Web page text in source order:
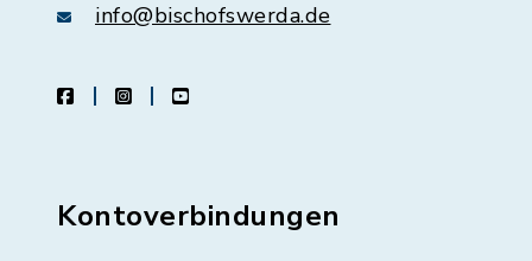
info@bischofswerda.de
facebookinstagramyoutube
Kontoverbindungen